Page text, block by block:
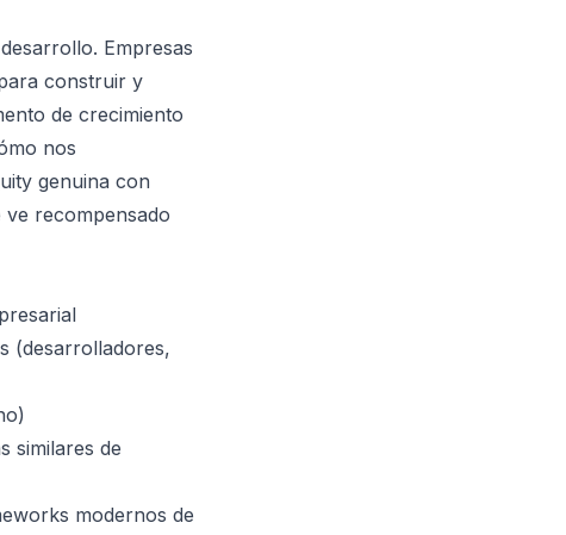
Empresas
construir y
de crecimiento
nos
genuina con
recompensado
(desarrolladores,
similares de
modernos de